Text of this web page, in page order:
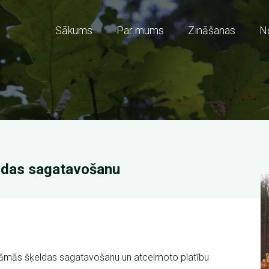
MainSākums Par mums Zināšanas
sagatavošanu
šķeldas sagatavošanu un atcelmoto platību